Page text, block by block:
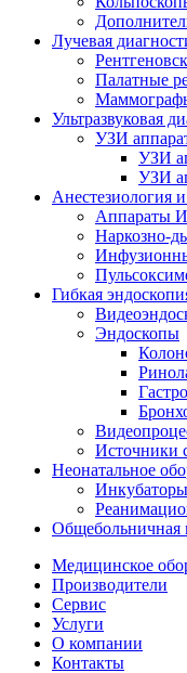
Лучевая
Палатные
Ультразвуковая
УЗИ
УЗИ
УЗИ
Анестезиология
Аппараты
Наркозно-
Гибкая
Эндоскопы
Источники
Неонатальное
Общебольничная
Медицинское
Производители
Сервис
Услуги
О компании
Контакты